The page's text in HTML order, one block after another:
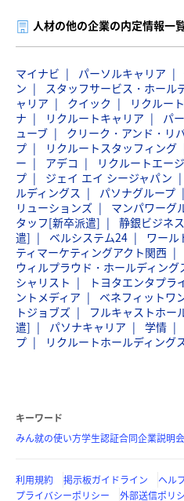
人材の他の企業の内定情報一
マイナビ パーソルキャリア
ン
スタッフサービス・ホール
ャリア
クイック リクルー
ナ
リクルートキャリア パ
ューブ
クリーク・アンド・リ
プ
リクルートスタッフィング
ー
アデコ リクルートエー
プ
ジェイ エイ シージャパン
ルディングス
パソナグループ
リューションズ
マンパワーグ
タッフ[新卒派遣]
静銀ビジネ
遣]
ベルシステム24 ワール
ティマーケティングアクト関西
ウィルプラウド・ホールディング
シャリスト
トヨタエンタプラ
ントメディア
ベネフィットワ
トジョブズ
フルキャストホー
遣]
パソナキャリア 学情
プ
リクルートホールディング
キーワード
みん就の使い方学生認証合同企業説明会
利用規約 掲示板ガイドライン ヘル
プライバシーポリシー
外部送信ポリ